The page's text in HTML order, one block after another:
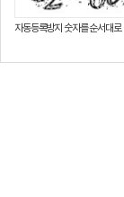
자동등록방지 숫자를 순서대로